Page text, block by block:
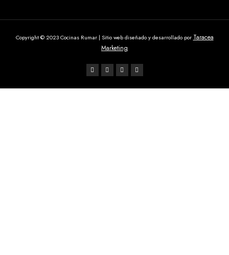
Copyright © 2023 Cocinas Rumar | Sitio web diseñado y desarrollado por Taracea
Marketing